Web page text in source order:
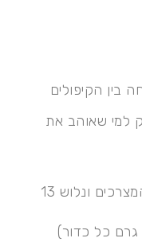
למי שאוהב את
בקערת המיקסר נשים את כל המצרכים ונלוש 13
נחלק את הבצק לכדורים (100 גרם כל כדור)